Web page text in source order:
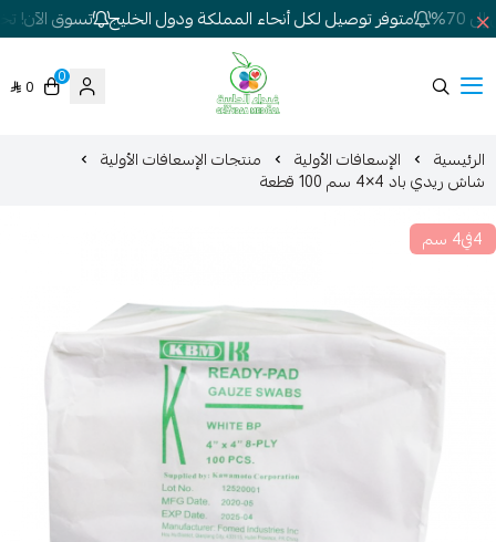
متوفر توصيل لكل أنحاء المملكة ودول الخليج تسوق الآن!
شركة غيداء المتطورة الطبية
0
0
الرئيسية الإسعافات الأولية منتجات الإسعافات الأولية
شاش ريدي باد 4×4 سم 100 قطعة
4في4 سم